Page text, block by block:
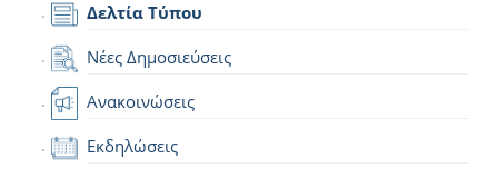
Δελτία Τύπου
Νέες Δημοσιεύσεις
Ανακοινώσεις
Εκδηλώσεις